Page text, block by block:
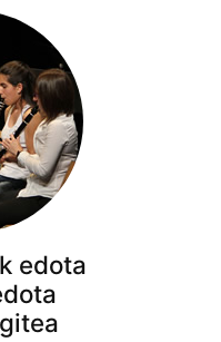
edota